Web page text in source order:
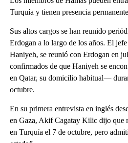
Turquía y tienen presencia
Sus altos cargos se han reunido
Erdogan a lo largo de los años. El
Haniyeh, se reunió con Erdogan en
confirmados de que Haniyeh se
en Qatar, su domicilio habitual—
octubre.
En su primera entrevista en inglés
en Gaza, Akif Cagatay Kilic dijo que
en Turquía el 7 de octubre, pero